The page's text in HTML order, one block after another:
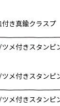
き真鍮クラスプ
メ付きスタンピ
メ付きスタン
メ付きスタンピ